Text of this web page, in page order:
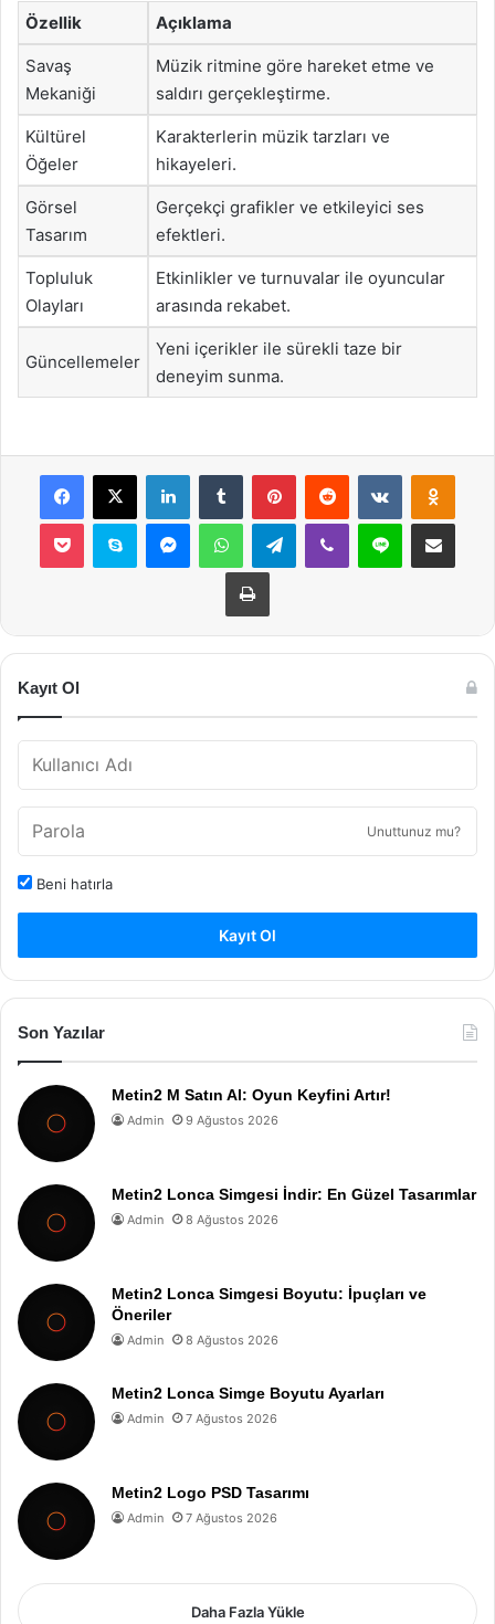
Özellik Açıklama
Savaş
Mekaniği
Müzik ritmine göre hareket etme ve
saldırı gerçekleştirme.
Kültürel
Öğeler
Karakterlerin müzik tarzları ve
hikayeleri.
Görsel
Tasarım
Gerçekçi grafikler ve etkileyici ses
efektleri.
Topluluk
Olayları
Etkinlikler ve turnuvalar ile oyuncular
arasında rekabet.
Güncellemeler
Yeni içerikler ile sürekli taze bir
deneyim sunma.
Facebook
X LinkedInTumblr PinterestReddit VKontakte
Pocket Skype MessengerWhatsAppTelegramViber Line E-Posta ile
Yazdır
Kayıt Ol
Unuttunuz mu?
Beni hatırla
Kayıt Ol
Son Yazılar
Metin2 M Satın Al: Oyun Keyfini Artır!
Admin 9 Ağustos 2026
Metin2 Lonca Simgesi İndir: En Güzel Tasarımlar
Admin 8 Ağustos 2026
Metin2 Lonca Simgesi Boyutu: İpuçları ve
Öneriler
Admin 8 Ağustos 2026
Metin2 Lonca Simge Boyutu Ayarları
Admin 7 Ağustos 2026
Metin2 Logo PSD Tasarımı
Admin 7 Ağustos 2026
Daha Fazla Yükle